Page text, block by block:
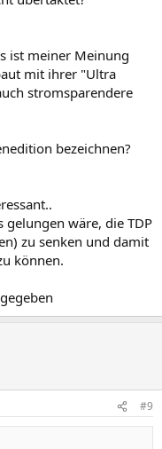
ist meiner Meinung
mit ihrer "Ultra
stromsparendere
bezeichnen?
gelungen wäre, die TDP
zu senken und damit
können.
#9